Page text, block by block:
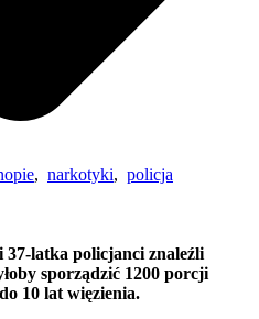
, narkotyki, policja
37-latka policjanci znaleźli
sporządzić 1200 porcji
10 lat więzienia.